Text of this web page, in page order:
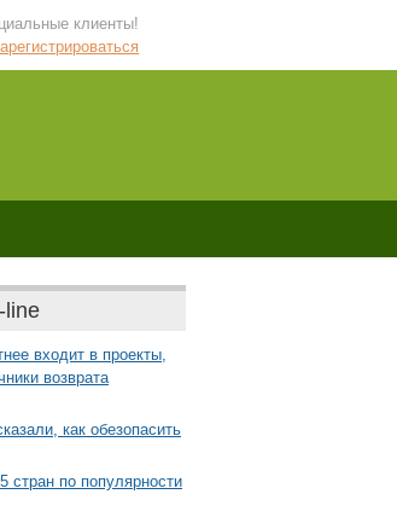
клиенты!
line
входит в проекты,
возврата
как обезопасить
стран по популярности